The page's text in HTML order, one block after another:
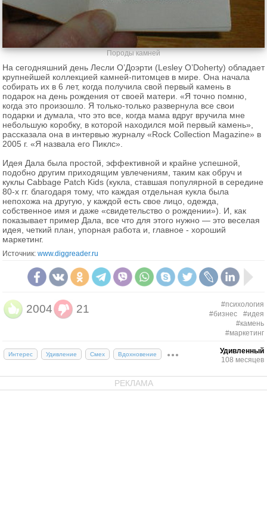
Породы камней
На сегодняшний день Лесли О’Доэрти (Lesley O’Doherty) обладает
крупнейшей коллекцией камней-питомцев в мире. Она начала
собирать их в 6 лет, когда получила свой первый камень в
подарок на день рождения от своей матери. «Я точно помню,
когда это произошло. Я только-только развернула все свои
подарки и думала, что это все, когда мама вдруг вручила мне
небольшую коробку, в которой находился мой первый камень»,
рассказала она в интервью журналу «Rock Collection Magazine» в
2005 г. «Я назвала его Пиклс».
Идея Дала была простой, эффективной и крайне успешной,
подобно другим приходящим увлечениям, таким как обруч и
куклы Cabbage Patch Kids (кукла, ставшая популярной в середине
80-х гг. благодаря тому, что каждая отдельная кукла была
непохожа на другую, у каждой есть свое лицо, одежда,
собственное имя и даже «свидетельство о рождении»). И, как
показывает пример Дала, все что для этого нужно — это веселая
идея, четкий план, упорная работа и, главное - хороший
маркетинг.
Источник: www.diggreader.ru
2004 21
#психология
#бизнес
#идея
#камень
#маркетинг
Интерес Удивление Смех Вдохновение
Удивленный
108 месяцев
РЕКЛАМА